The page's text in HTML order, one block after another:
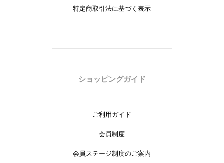
特定商取引法に基づく表示
ショッピングガイド
ご利用ガイド
会員制度
会員ステージ制度のご案内